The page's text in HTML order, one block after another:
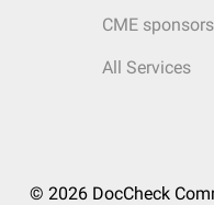
CME
All Services
© 2026 DocCheck